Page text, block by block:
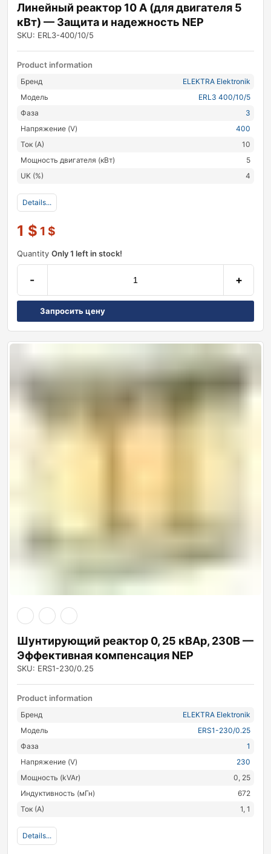
Линейный реактор 10 А (для двигателя 5
кВт) — Защита и надежность NEP
SKU: ERL3-400/10/5
Product information
Бренд
ELEKTRA Elektronik
Модель
ERL3 400/10/5
Фаза
3
Напряжение (V)
400
Ток (А)
10
Мощность двигателя (кВт)
5
UK (%)
4
Details...
1 $ 1 $
Quantity Only 1 left in stock!
- +
Запросить цену
Шунтирующий реактор 0, 25 кВАр, 230В —
Эффективная компенсация NEP
SKU: ERS1-230/0.25
Product information
Бренд
ELEKTRA Elektronik
Модель
ERS1-230/0.25
Фаза
1
Напряжение (V)
230
Мощность (kVAr)
0, 25
Индуктивность (мГн)
672
Ток (А)
1, 1
Details...